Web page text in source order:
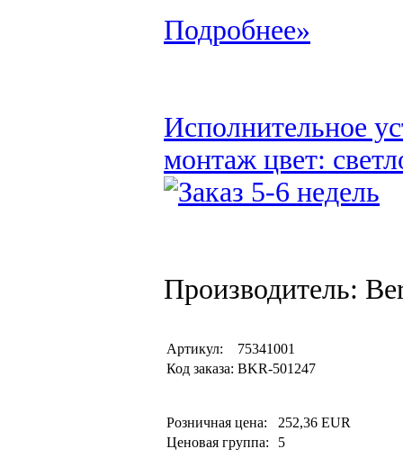
Подробнее»
Исполнительное
монтаж цвет:
Производитель:
Артикул:
75341001
Код заказа: BKR-501247
Розничная цена:
252,36 EUR
Ценовая группа:
5